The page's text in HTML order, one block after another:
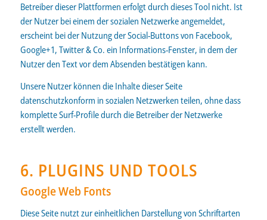
Betreiber dieser Plattformen erfolgt durch dieses Tool nicht. Ist
der Nutzer bei einem der sozialen Netzwerke angemeldet,
erscheint bei der Nutzung der Social-Buttons von Facebook,
Google+1, Twitter & Co. ein Informations-Fenster, in dem der
Nutzer den Text vor dem Absenden bestätigen kann.
Unsere Nutzer können die Inhalte dieser Seite
datenschutzkonform in sozialen Netzwerken teilen, ohne dass
komplette Surf-Profile durch die Betreiber der Netzwerke
erstellt werden.
6. PLUGINS UND TOOLS
Google Web Fonts
Diese Seite nutzt zur einheitlichen Darstellung von Schriftarten